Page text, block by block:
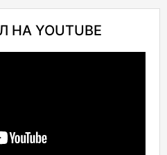
YOUTUBE